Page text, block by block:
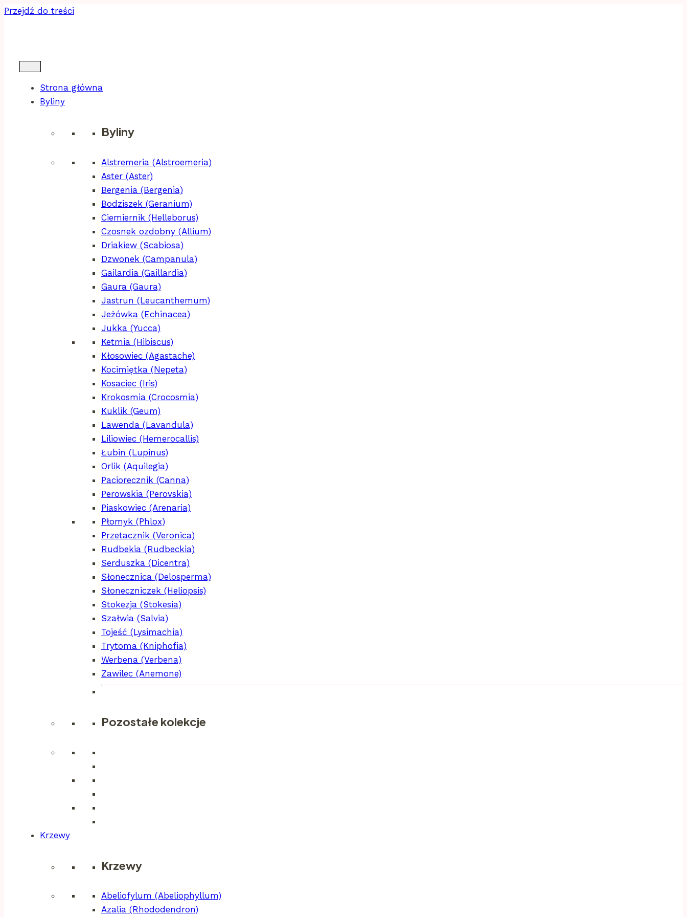
Przejdź do treści
Strona główna
Byliny
Byliny
Alstremeria (Alstroemeria)
Aster (Aster)
Bergenia (Bergenia)
Bodziszek (Geranium)
Ciemiernik (Helleborus)
Czosnek ozdobny (Allium)
Driakiew (Scabiosa)
Dzwonek (Campanula)
Gailardia (Gaillardia)
Gaura (Gaura)
Jastrun (Leucanthemum)
Jeżówka (Echinacea)
Jukka (Yucca)
Ketmia (Hibiscus)
Kłosowiec (Agastache)
Kocimiętka (Nepeta)
Kosaciec (Iris)
Krokosmia (Crocosmia)
Kuklik (Geum)
Lawenda (Lavandula)
Liliowiec (Hemerocallis)
Łubin (Lupinus)
Orlik (Aquilegia)
Paciorecznik (Canna)
Perowskia (Perovskia)
Piaskowiec (Arenaria)
Płomyk (Phlox)
Przetacznik (Veronica)
Rudbekia (Rudbeckia)
Serduszka (Dicentra)
Słonecznica (Delosperma)
Słoneczniczek (Heliopsis)
Stokezja (Stokesia)
Szałwia (Salvia)
Tojeść (Lysimachia)
Trytoma (Kniphofia)
Werbena (Verbena)
Zawilec (Anemone)
Pozostałe kolekcje
Krzewy
Krzewy
Abeliofylum (Abeliophyllum)
Azalia (Rhododendron)